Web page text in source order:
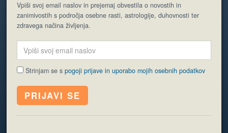
O nas
Oglaševanje
© EyeCatching. Vse pravice so pridržane.
ISSN 1581-2332
Politika piškotkov Varstvo osebnih podatkov
Vpiši svoj email naslov in prejemaj obvestila o novostih in
zanimivostih s področja osebne rasti, astrologije, duhovnosti ter
zdravega načina življenja.
Strinjam se spogoji prijave in uporabo mojih osebnih podatkov